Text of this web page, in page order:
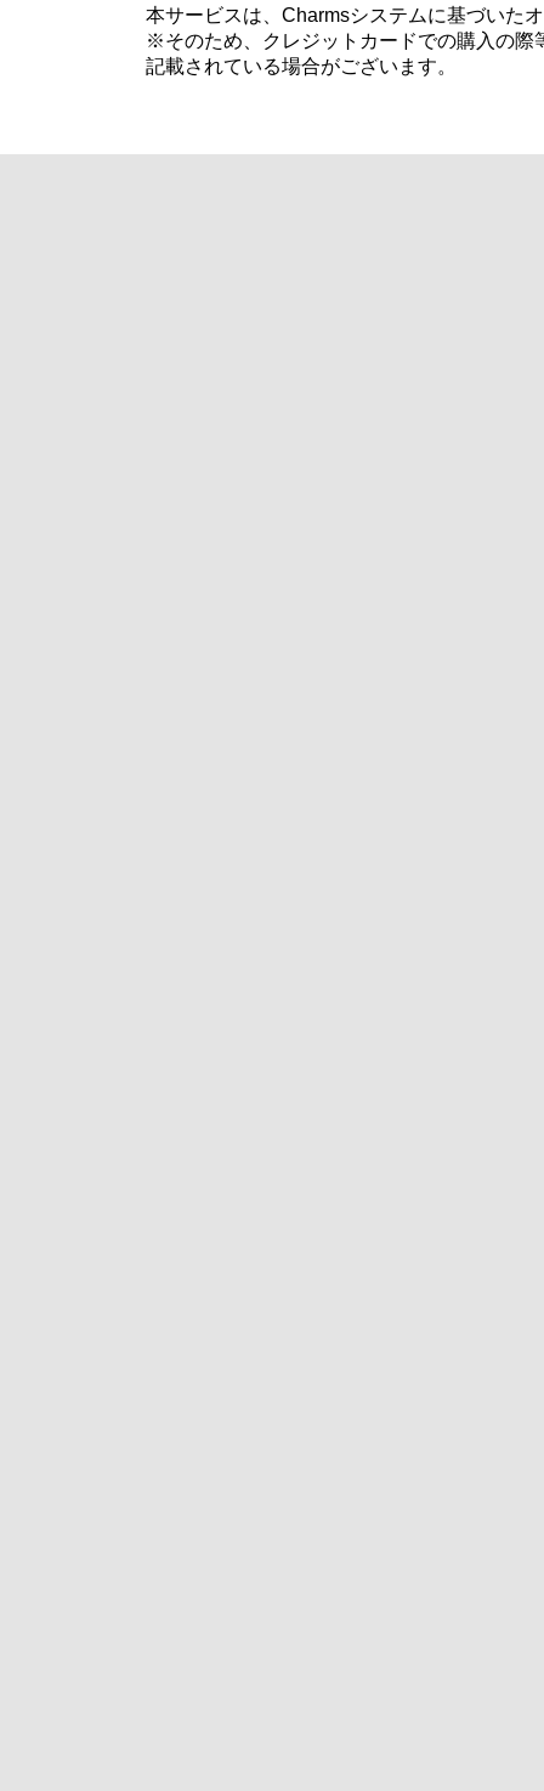
本サービスは、Charmsシステムに基づいた
※そのため、クレジットカードでの購入の際
記載されている場合がございます。